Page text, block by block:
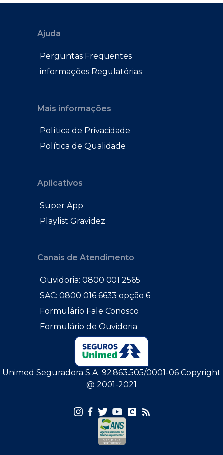
Ajuda
Perguntas Frequentes
informações Regulatórias
Mais informações
Política de Privacidade
Política de Qualidade
Aplicativos
Super App
Playlist Gravidez
Canais de Atendimento
Ouvidoria: 0800 001 2565
SAC: 0800 016 6633 opção 6
Formulário Fale Conosco
Formulário de Ouvidoria
Unimed Seguradora S.A. 92.863.505/0001-06 Copyright
@ 2001-2021